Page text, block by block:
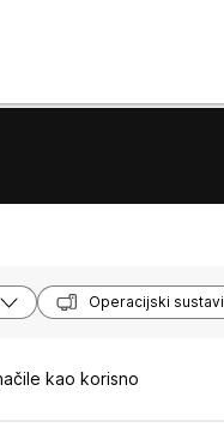
Operacijski sustavi
kao korisno